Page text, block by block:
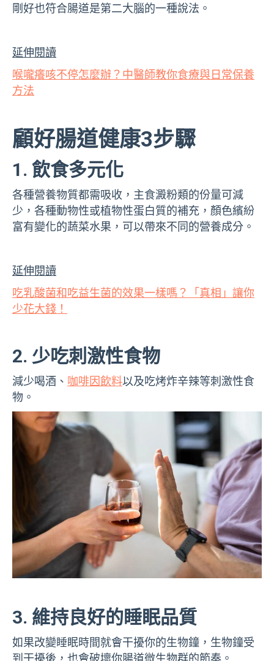
剛好也符合腸道是第二大腦的一種說法。
延伸閱讀
喉嚨癢咳不停怎麼辦？中醫師教你食療與日常保養
方法
顧好腸道健康3步驟
1. 飲食多元化
各種營養物質都需吸收，主食澱粉類的份量可減
少，各種動物性或植物性蛋白質的補充，顏色繽紛
富有變化的蔬菜水果，可以帶來不同的營養成分。
延伸閱讀
吃乳酸菌和吃益生菌的效果一樣嗎？「真相」讓你
少花大錢！
2. 少吃刺激性食物
減少喝酒、 咖啡因飲料以及吃烤炸辛辣等刺激性食
物。
3. 維持良好的睡眠品質
如果改變睡眠時間就會干擾你的生物鐘，生物鐘受